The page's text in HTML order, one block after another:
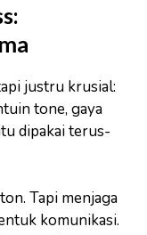
justru krusial:
tone, gaya
dipakai terus-
Tapi menjaga
komunikasi.